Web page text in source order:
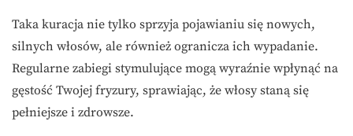
Taka kuracja nie tylko sprzyja pojawianiu się nowych,
silnych włosów, ale również ogranicza ich wypadanie.
Regularne zabiegi stymulujące mogą wyraźnie wpłynąć na
gęstość Twojej fryzury, sprawiając, że włosy staną się
pełniejsze i zdrowsze.